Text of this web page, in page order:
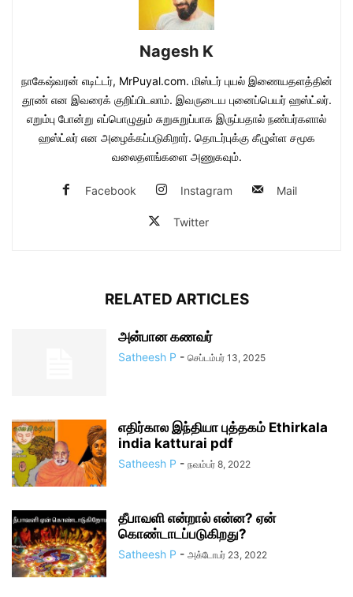
Nagesh K
நாகேஷ்வரன் எடிட்டர், MrPuyal.com. மிஸ்டர் புயல் இணையதளத்தின்
தூண் என இவரைக் குறிப்பிடலாம். இவருடைய புனைப்பெயர் ஹஸ்ட்லர்.
எறும்பு போன்று எப்பொழுதும் சுறுசுறுப்பாக இருப்பதால் நண்பர்களால்
ஹஸ்ட்லர் என அழைக்கப்படுகிறார். தொடர்புக்கு கீழுள்ள சமூக
வலைதளங்களை அணுகவும்.
Facebook Instagram Mail
Twitter
RELATED ARTICLES
அன்பான கணவர்
Satheesh P - செப்டம்பர் 13, 2025
எதிர்கால இந்தியா புத்தகம் Ethirkala
india katturai pdf
Satheesh P - நவம்பர் 8, 2022
தீபாவளி என்றால் என்ன? ஏன்
கொண்டாடப்படுகிறது?
Satheesh P - அக்டோபர் 23, 2022